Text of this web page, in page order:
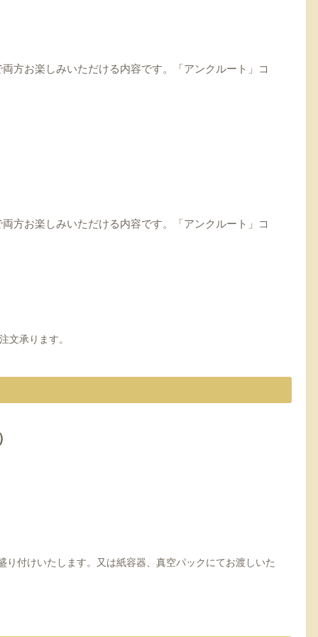
方お楽しみいただける内容です。「アンクルート」コ
方お楽しみいただける内容です。「アンクルート」コ
文承ります。
付けいたします。又は紙容器、真空パックにてお渡しいた